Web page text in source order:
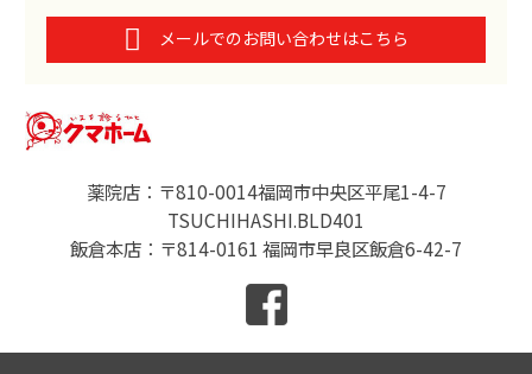
薬院店：〒810-0014福岡市中央区平尾1-4-7
TSUCHIHASHI.BLD401
飯倉本店：〒814-0161 福岡市早良区飯倉6-42-7
メールでのお問い合わせはこちら